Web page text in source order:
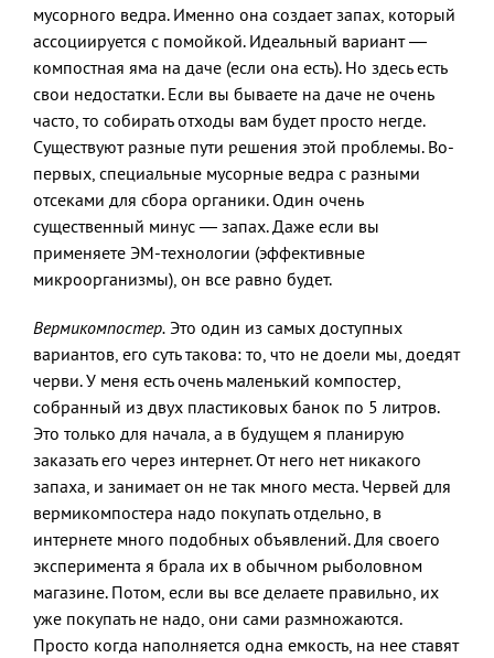
мусорного ведра. Именно она создает запах, который
ассоциируется с помойкой. Идеальный вариант —
компостная яма на даче (если она есть). Но здесь есть
свои недостатки. Если вы бываете на даче не очень
часто, то собирать отходы вам будет просто негде.
Существуют разные пути решения этой проблемы. Во-
первых, специальные мусорные ведра с разными
отсеками для сбора органики. Один очень
существенный минус — запах. Даже если вы
применяете ЭМ-технологии (эффективные
микроорганизмы), он все равно будет.
Вермикомпостер. Это один из самых доступных
вариантов, его суть такова: то, что не доели мы, доедят
черви. У меня есть очень маленький компостер,
собранный из двух пластиковых банок по 5 литров.
Это только для начала, а в будущем я планирую
заказать его через интернет. От него нет никакого
запаха, и занимает он не так много места. Червей для
вермикомпостера надо покупать отдельно, в
интернете много подобных объявлений. Для своего
эксперимента я брала их в обычном рыболовном
магазине. Потом, если вы все делаете правильно, их
уже покупать не надо, они сами размножаются.
Просто когда наполняется одна емкость, на нее ставят